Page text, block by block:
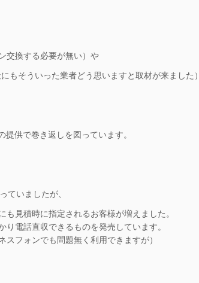
交換する必要が無い）や
もそういった業者どう思いますと取材が来ました）
供で巻き返しを図っています。
ていましたが、
見積時に指定されるお客様が増えました。
電話直収できるものを発売しています。
スフォンでも問題無く利用できますが）